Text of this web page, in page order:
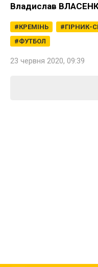
Владислав
КРЕМІНЬ ГІРНИК-
ФУТБОЛ
23 червня 2020, 09:39